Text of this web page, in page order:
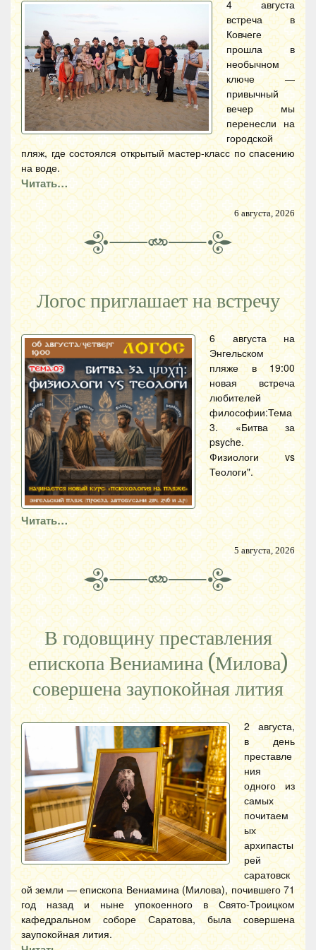
4 августа
встреча в
Ковчеге
прошла в
необычном
ключе —
привычный
вечер мы
перенесли на
городской
пляж, где состоялся открытый мастер-класс по спасению
на воде.
Читать…
6 августа, 2026
Логос приглашает на встречу
6 августа на
Энгельском
пляже в 19:00
новая встреча
любителей
философии:Тема
3. «Битва за
psyche.
Физиологи vs
Теологи".
Читать…
5 августа, 2026
В годовщину преставления
епископа Вениамина (Милова)
совершена заупокойная лития
2 августа,
в день
преставле
ния
одного из
самых
почитаем
ых
архипасты
рей
саратовск
ой земли — епископа Вениамина (Милова), почившего 71
год назад и ныне упокоенного в Свято-Троицком
кафедральном соборе Саратова, была совершена
заупокойная лития.